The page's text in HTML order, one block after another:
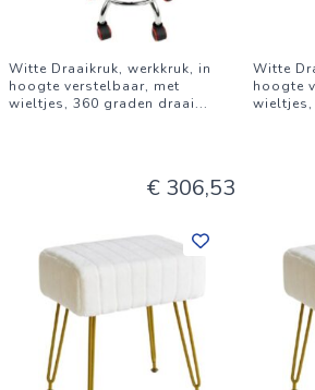
Witte Draaikruk, werkkruk, in
hoogte verstelbaar, met
wieltjes, 360 graden draai...
€ 306,53
Witte
hoogte
wieltjes,